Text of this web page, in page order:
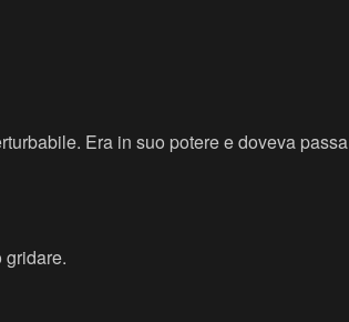
Era in suo potere e doveva
gridare.